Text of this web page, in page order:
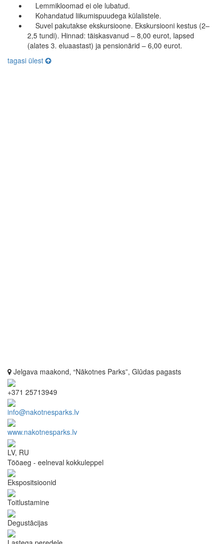
Lemmikloomad ei ole lubatud.
Kohandatud liikumispuudega külalistele.
Suvel pakutakse ekskursioone. Ekskursiooni kestus (2–
2,5 tundi). Hinnad: täiskasvanud – 8,00 eurot, lapsed
(alates 3. eluaastast) ja pensionärid – 6,00 eurot.
tagasi ülest
Jelgava maakond, “Nākotnes Parks”, Glūdas pagasts
+371 25713949
info@nakotnesparks.lv
www.nakotnesparks.lv
LV, RU
Tööaeg - eelneval kokkuleppel
Ekspositsioonid
Toitlustamine
Degustācijas